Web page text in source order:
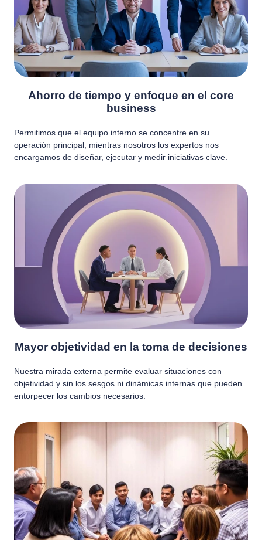
Ahorro de tiempo y enfoque en el core
business
Permitimos que el equipo interno se concentre en su
operación principal, mientras nosotros los expertos nos
encargamos de diseñar, ejecutar y medir iniciativas clave.
Mayor objetividad en la toma de decisiones
Nuestra mirada externa permite evaluar situaciones con
objetividad y sin los sesgos ni dinámicas internas que pueden
entorpecer los cambios necesarios.